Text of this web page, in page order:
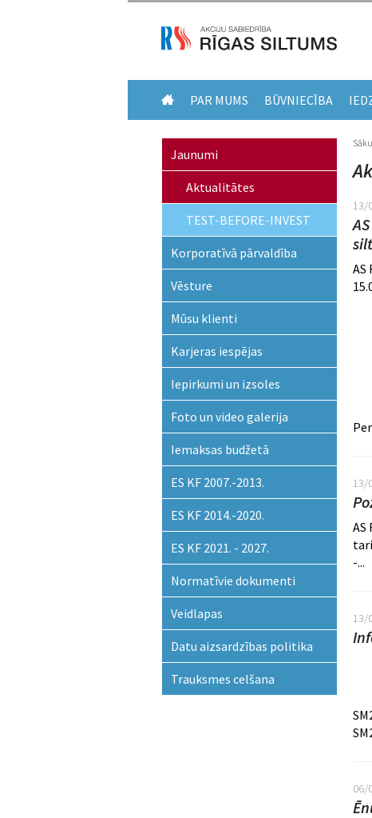
PAR MUMS BŪVNIECĪBA
13/
AS
13/
AS
-...
13/
06/
Jaunumi
Aktualitātes
TEST-BEFORE-INVEST
Korporatīvā pārvaldība
Vēsture
Mūsu klienti
Karjeras iespējas
Iepirkumi un izsoles
Foto un video galerija
Iemaksas budžetā
ES KF 2007.-2013.
ES KF 2014.-2020.
ES KF 2021. - 2027.
Normatīvie dokumenti
Veidlapas
Datu aizsardzības politika
Trauksmes celšana